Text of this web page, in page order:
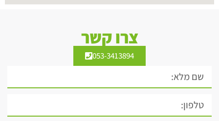
צרו קשר
053-3413894